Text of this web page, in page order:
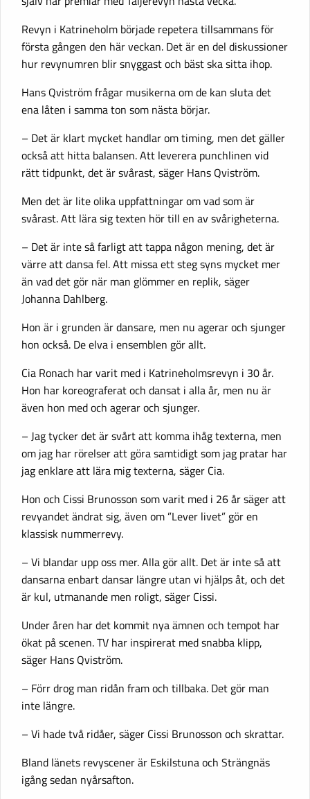
Revyn i Katrineholm började repetera tillsammans för
första gången den här veckan. Det är en del diskussioner
hur revynumren blir snyggast och bäst ska sitta ihop.
Hans Qviström frågar musikerna om de kan sluta det
ena låten i samma ton som nästa börjar.
– Det är klart mycket handlar om timing, men det gäller
också att hitta balansen. Att leverera punchlinen vid
rätt tidpunkt, det är svårast, säger Hans Qviström.
Men det är lite olika uppfattningar om vad som är
svårast. Att lära sig texten hör till en av svårigheterna.
– Det är inte så farligt att tappa någon mening, det är
värre att dansa fel. Att missa ett steg syns mycket mer
än vad det gör när man glömmer en replik, säger
Johanna Dahlberg.
Hon är i grunden är dansare, men nu agerar och sjunger
hon också. De elva i ensemblen gör allt.
Cia Ronach har varit med i Katrineholmsrevyn i 30 år.
Hon har koreograferat och dansat i alla år, men nu är
även hon med och agerar och sjunger.
– Jag tycker det är svårt att komma ihåg texterna, men
om jag har rörelser att göra samtidigt som jag pratar har
jag enklare att lära mig texterna, säger Cia.
Hon och Cissi Brunosson som varit med i 26 år säger att
revyandet ändrat sig, även om ”Lever livet” gör en
klassisk nummerrevy.
– Vi blandar upp oss mer. Alla gör allt. Det är inte så att
dansarna enbart dansar längre utan vi hjälps åt, och det
är kul, utmanande men roligt, säger Cissi.
Under åren har det kommit nya ämnen och tempot har
ökat på scenen. TV har inspirerat med snabba klipp,
säger Hans Qviström.
– Förr drog man ridån fram och tillbaka. Det gör man
inte längre.
– Vi hade två ridåer, säger Cissi Brunosson och skrattar.
Bland länets revyscener är Eskilstuna och Strängnäs
igång sedan nyårsafton.